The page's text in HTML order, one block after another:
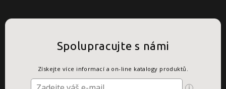
Spolupracujte s námi
Získejte více informací a on-line katalogy produktů.